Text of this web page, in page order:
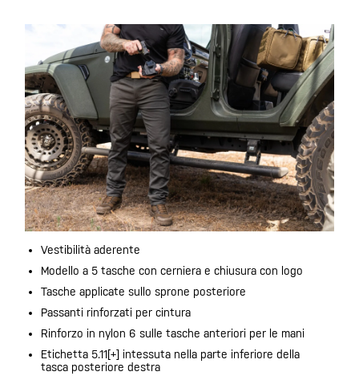
Vestibilità aderente
Modello a 5 tasche con cerniera e chiusura con logo
Tasche applicate sullo sprone posteriore
Passanti rinforzati per cintura
Rinforzo in nylon 6 sulle tasche anteriori per le mani
Etichetta 5.11[+] intessuta nella parte inferiore della
tasca posteriore destra